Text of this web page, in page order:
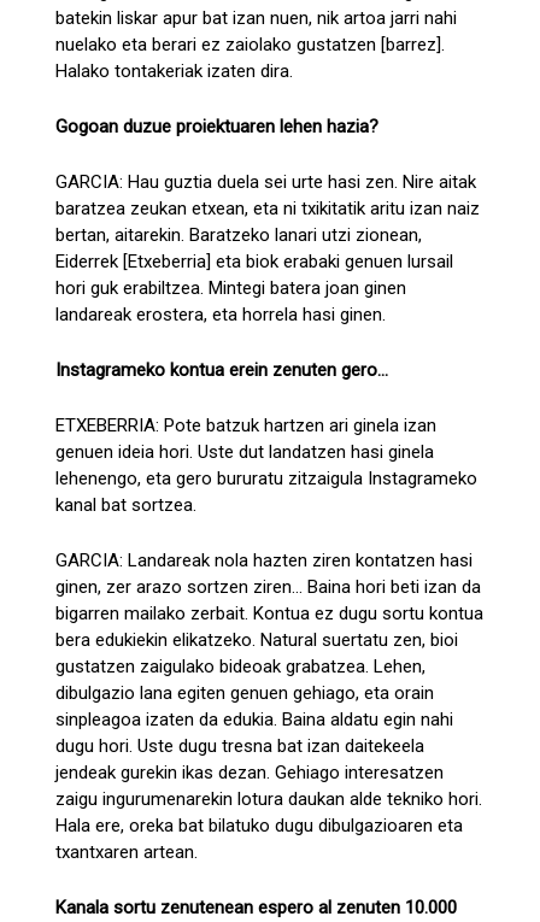
batekin liskar apur bat izan nuen, nik artoa jarri nahi
nuelako eta berari ez zaiolako gustatzen [barrez].
Halako tontakeriak izaten dira.
Gogoan duzue proiektuaren lehen hazia?
GARCIA: Hau guztia duela sei urte hasi zen. Nire aitak
baratzea zeukan etxean, eta ni txikitatik aritu izan naiz
bertan, aitarekin. Baratzeko lanari utzi zionean,
Eiderrek [Etxeberria] eta biok erabaki genuen lursail
hori guk erabiltzea. Mintegi batera joan ginen
landareak erostera, eta horrela hasi ginen.
Instagrameko kontua erein zenuten gero...
ETXEBERRIA: Pote batzuk hartzen ari ginela izan
genuen ideia hori. Uste dut landatzen hasi ginela
lehenengo, eta gero bururatu zitzaigula Instagrameko
kanal bat sortzea.
GARCIA: Landareak nola hazten ziren kontatzen hasi
ginen, zer arazo sortzen ziren... Baina hori beti izan da
bigarren mailako zerbait. Kontua ez dugu sortu kontua
bera edukiekin elikatzeko. Natural suertatu zen, bioi
gustatzen zaigulako bideoak grabatzea. Lehen,
dibulgazio lana egiten genuen gehiago, eta orain
sinpleagoa izaten da edukia. Baina aldatu egin nahi
dugu hori. Uste dugu tresna bat izan daitekeela
jendeak gurekin ikas dezan. Gehiago interesatzen
zaigu ingurumenarekin lotura daukan alde tekniko hori.
Hala ere, oreka bat bilatuko dugu dibulgazioaren eta
txantxaren artean.
Kanala sortu zenutenean espero al zenuten 10.000